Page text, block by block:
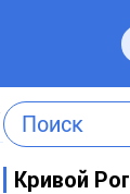
Поиск
Кривой Рог